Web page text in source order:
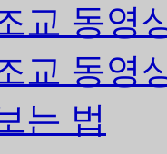
교 동영
교 동영
는 법